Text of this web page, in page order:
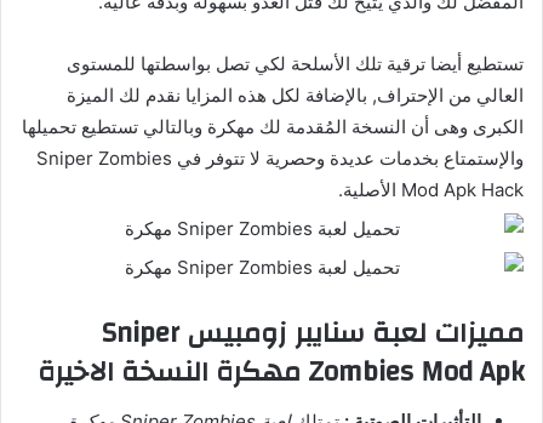
تستطيع أيضا ترقية تلك الأسلحة لكي تصل بواسطتها للمستوى
العالي من الإحتراف, بالإضافة لكل هذه المزايا نقدم لك الميزة
الكبرى وهى أن النسخة المُقدمة لك مهكرة وبالتالي تستطيع تحميلها
والإستمتاع بخدمات عديدة وحصرية لا تتوفر في Sniper Zombies
Mod Apk Hack الأصلية.
مميزات لعبة سنايبر زومبيس Sniper
Zombies Mod Apk مهكرة النسخة الاخيرة